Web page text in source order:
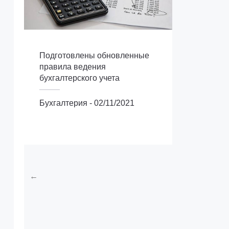
Подготовлены обновленные
правила ведения
бухгалтерского учета
Бухгалтерия - 02/11/2021
←